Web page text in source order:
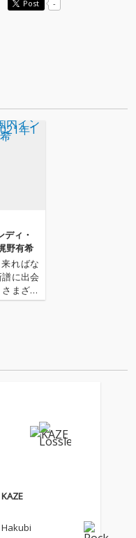
Post -
ディ・
野有希
来ればな
に出会
まざま
3ヶ月タ
・カマ
KAZE
Hakubi